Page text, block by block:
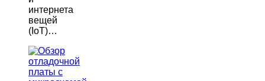
интернета
вещей
(IoT)…